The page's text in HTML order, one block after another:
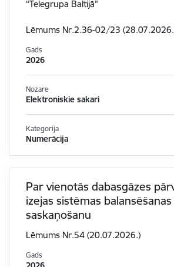
“Telegrupa Baltijā”
Lēmums Nr.2.36-02/23
Gads
2026
Nozare
Elektroniskie sakari
Kategorija
Numerācija
Par vienotās dabasgāzes
izejas sistēmas
saskaņošanu
Lēmums Nr.54 (20.07.2026.)
Gads